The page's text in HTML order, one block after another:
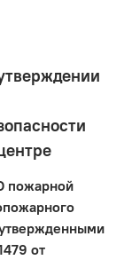
пожарной
от